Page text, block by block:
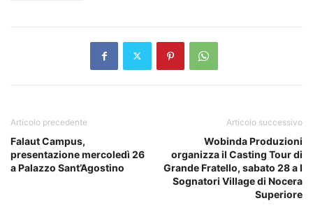
Articolo precedente
Falaut Campus,
presentazione mercoledì 26
a Palazzo Sant’Agostino
Articolo successivo
Wobinda Produzioni
organizza il Casting Tour di
Grande Fratello, sabato 28 a I
Sognatori Village di Nocera
Superiore